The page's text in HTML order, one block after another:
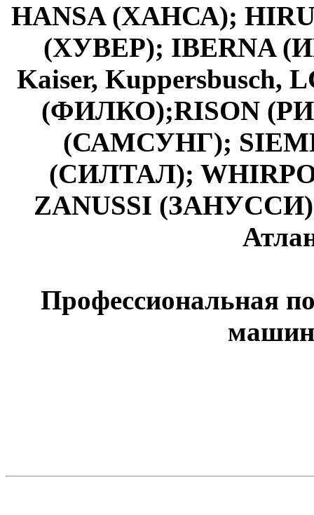
HANSA (ХАНСА);
(ХУВЕР); IBERNA
Kaiser,
(ФИЛКО);RISON
(САМСУНГ);
(СИЛТАЛ);
ZANUSSI
Профессиональная